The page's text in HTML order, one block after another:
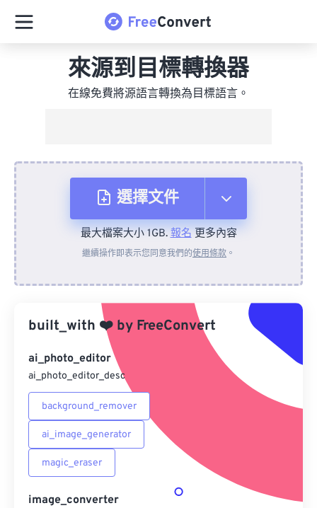
來源到目標轉換器
在線免費將源語言轉換為目標語言。
選擇文件
來自裝置
來自 Google 雲端硬碟
來自 OneDrive
來自網址
最大檔案大小 1GB.報名更多內容
繼續操作即表示您同意我們的使用條款 。
built_with ❤️ by FreeConvert
ai_photo_editor
ai_photo_editor_desc
background_remover
ai_image_generator
magic_eraser
image_converter